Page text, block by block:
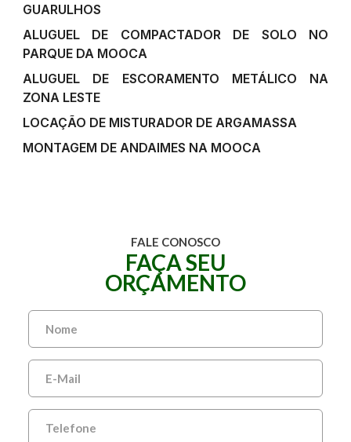
GUARULHOS
ALUGUEL DE COMPACTADOR DE SOLO NO
PARQUE DA MOOCA
ALUGUEL DE ESCORAMENTO METÁLICO NA
ZONA LESTE
LOCAÇÃO DE MISTURADOR DE ARGAMASSA
MONTAGEM DE ANDAIMES NA MOOCA
FALE CONOSCO
FAÇA SEU
ORÇAMENTO